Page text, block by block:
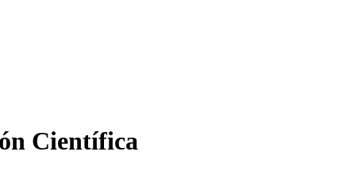
Científica